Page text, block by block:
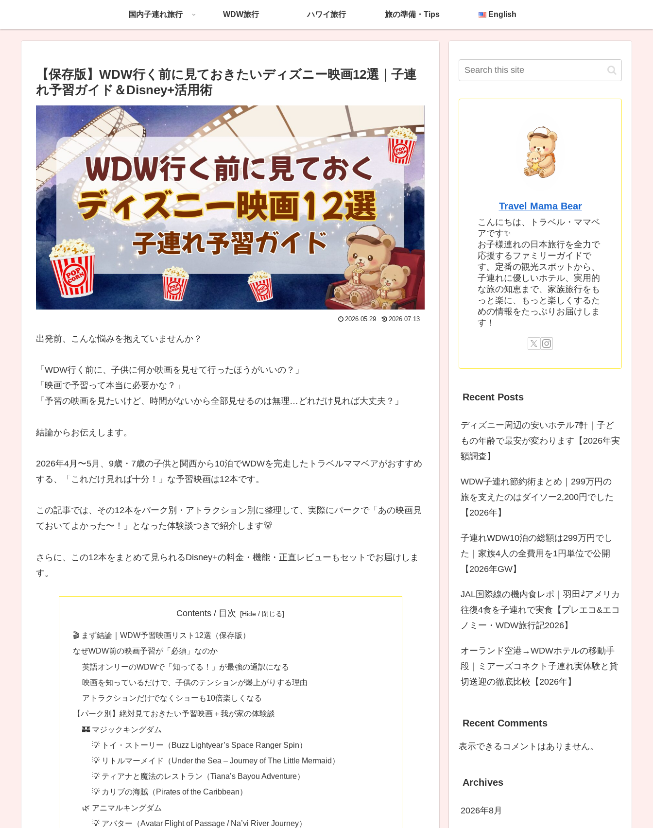
国内子連れ旅行 WDW旅行 ハワイ旅行 旅の準備・Tips English
【保存版】WDW行く前に見ておきたいディズニー映画12選｜子連
れ予習ガイド＆Disney+活用術
2026.05.29 2026.07.13
出発前、こんな悩みを抱えていませんか？
「WDW行く前に、子供に何か映画を見せて行ったほうがいいの？」
「映画で予習って本当に必要かな？」
「予習の映画を見たいけど、時間がないから全部見せるのは無理…どれだけ見れば大丈夫？」
結論からお伝えします。
2026年4月〜5月、9歳・7歳の子供と関西から10泊でWDWを完走したトラベルママベアがおすすめ
する、「これだけ見れば十分！」な予習映画は12本です。
この記事では、その12本をパーク別・アトラクション別に整理して、実際にパークで「あの映画見
ておいてよかった〜！」となった体験談つきで紹介します🐻
さらに、この12本をまとめて見られるDisney+の料金・機能・正直レビューもセットでお届けしま
す。
Contents / 目次
🎬 まず結論｜WDW予習映画リスト12選（保存版）
なぜWDW前の映画予習が「必須」なのか
英語オンリーのWDWで「知ってる！」が最強の通訳になる
映画を知っているだけで、子供のテンションが爆上がりする理由
アトラクションだけでなくショーも10倍楽しくなる
【パーク別】絶対見ておきたい予習映画＋我が家の体験談
🏰 マジックキングダム
💡 トイ・ストーリー（Buzz Lightyear’s Space Ranger Spin）
💡 リトルマーメイド（Under the Sea – Journey of The Little Mermaid）
💡 ティアナと魔法のレストラン（Tiana’s Bayou Adventure）
💡 カリブの海賊（Pirates of the Caribbean）
🌿 アニマルキングダム
💡 アバター（Avatar Flight of Passage / Na’vi River Journey）
Travel Mama Bear
こんにちは、トラベル・ママベ
アです✨
お子様連れの日本旅行を全力で
応援するファミリーガイドで
す。定番の観光スポットから、
子連れに優しいホテル、実用的
な旅の知恵まで、家族旅行をも
っと楽に、もっと楽しくするた
めの情報をたっぷりお届けしま
す！
Recent Posts
ディズニー周辺の安いホテル7軒｜子ど
もの年齢で最安が変わります【2026年実
額調査】
WDW子連れ節約術まとめ｜299万円の
旅を支えたのはダイソー2,200円でした
【2026年】
子連れWDW10泊の総額は299万円でし
た｜家族4人の全費用を1円単位で公開
【2026年GW】
JAL国際線の機内食レポ｜羽田⇄アメリカ
往復4食を子連れで実食【プレエコ&エコ
ノミー・WDW旅行記2026】
オーランド空港→WDWホテルの移動手
段｜ミアーズコネクト子連れ実体験と貸
切送迎の徹底比較【2026年】
Recent Comments
表示できるコメントはありません。
Archives
2026年8月